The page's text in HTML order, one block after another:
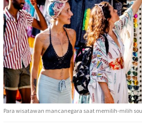
Para wisatawan mancanegara saat memilih-milih